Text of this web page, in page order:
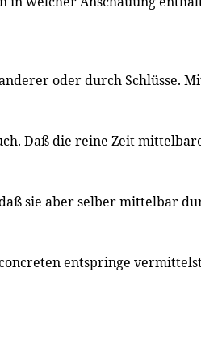
oder durch Schlüsse.
Daß die reine Zeit
sie aber selber mittelbar
entspringe